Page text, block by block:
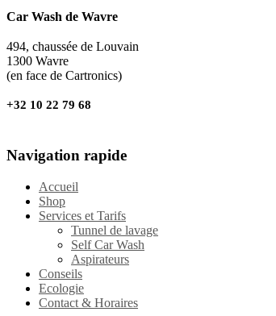
Car Wash de Wavre
494, chaussée de Louvain
1300 Wavre
(en face de Cartronics)
+32 10 22 79 68
Navigation rapide
Accueil
Shop
Services et Tarifs
Tunnel de lavage
Self Car Wash
Aspirateurs
Conseils
Ecologie
Contact & Horaires